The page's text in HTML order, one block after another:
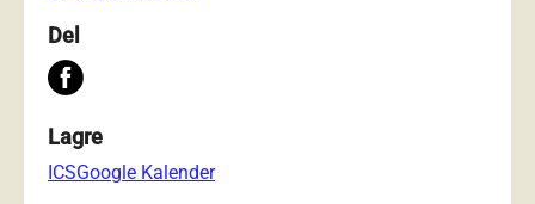
Del
Lagre
ICSGoogle Kalender